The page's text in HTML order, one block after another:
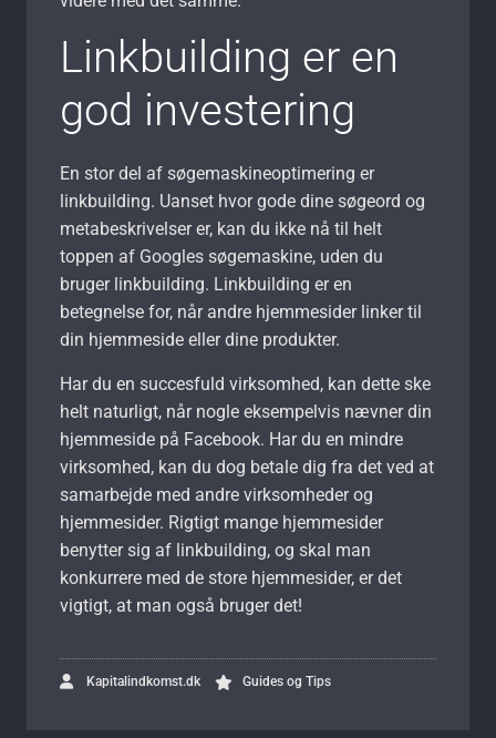
Linkbuilding er en
god investering
En stor del af søgemaskineoptimering er
linkbuilding. Uanset hvor gode dine søgeord og
metabeskrivelser er, kan du ikke nå til helt
toppen af Googles søgemaskine, uden du
bruger linkbuilding. Linkbuilding er en
betegnelse for, når andre hjemmesider linker til
din hjemmeside eller dine produkter.
Har du en succesfuld virksomhed, kan dette ske
helt naturligt, når nogle eksempelvis nævner din
hjemmeside på Facebook. Har du en mindre
virksomhed, kan du dog betale dig fra det ved at
samarbejde med andre virksomheder og
hjemmesider. Rigtigt mange hjemmesider
benytter sig af linkbuilding, og skal man
konkurrere med de store hjemmesider, er det
vigtigt, at man også bruger det!
Kapitalindkomst.dk Guides og Tips